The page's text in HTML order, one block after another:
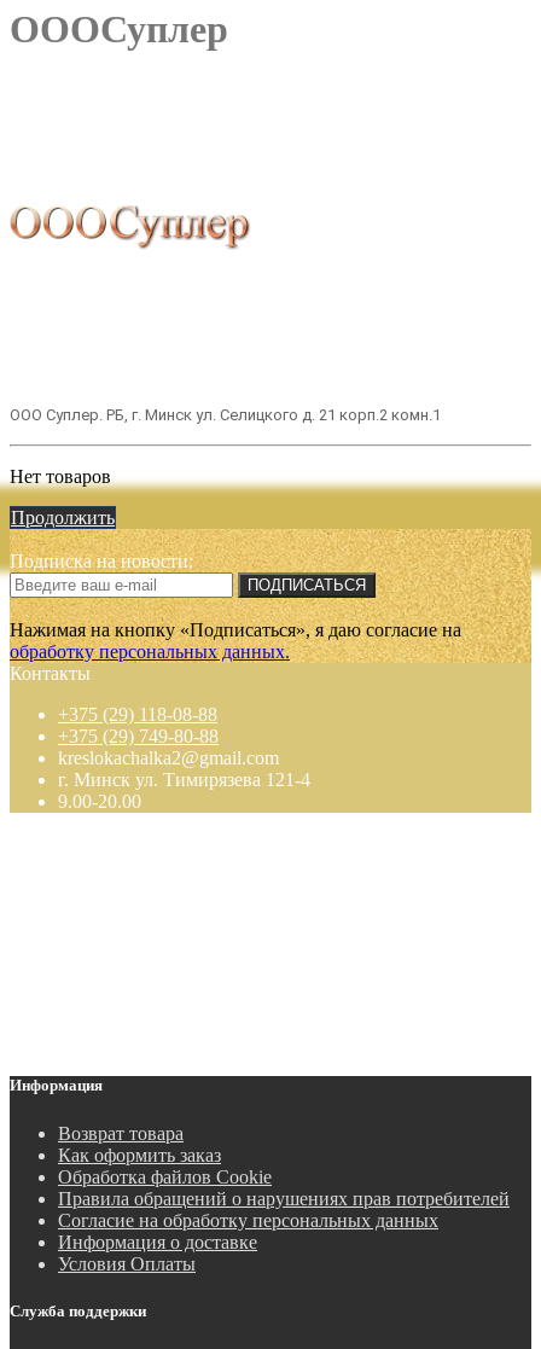
ОООСуплер
ООО Суплер. РБ, г. Минск ул. Селицкого д. 21 корп.2 комн.1
Нет товаров
Продолжить
Подписка на новости:
ПОДПИСАТЬСЯ
Нажимая на кнопку «Подписаться», я даю cогласие на
обработку персональных данных.
Контакты
+375 (29) 118-08-88
+375 (29) 749-80-88
kreslokachalka2@gmail.com
г. Минск ул. Тимирязева 121-4
9.00-20.00
Информация
Возврат товара
Как оформить заказ
Обработка файлов Cookie
Правила обращений о нарушениях прав потребителей
Согласие на обработку персональных данных
Информация о доставке
Условия Оплаты
Служба поддержки